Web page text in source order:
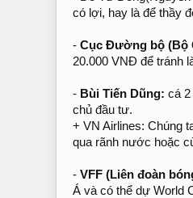
có lợi, hay là để thầy
- Cục Ðường bộ (Bộ
20.000 VNÐ để tránh
- Bùi Tiến Dũng: cá 2
chủ đầu tư.
+ VN Airlines: Chúng
qua rãnh nước hoặc
- VFF (Liên đoàn
Á và có thể dự World